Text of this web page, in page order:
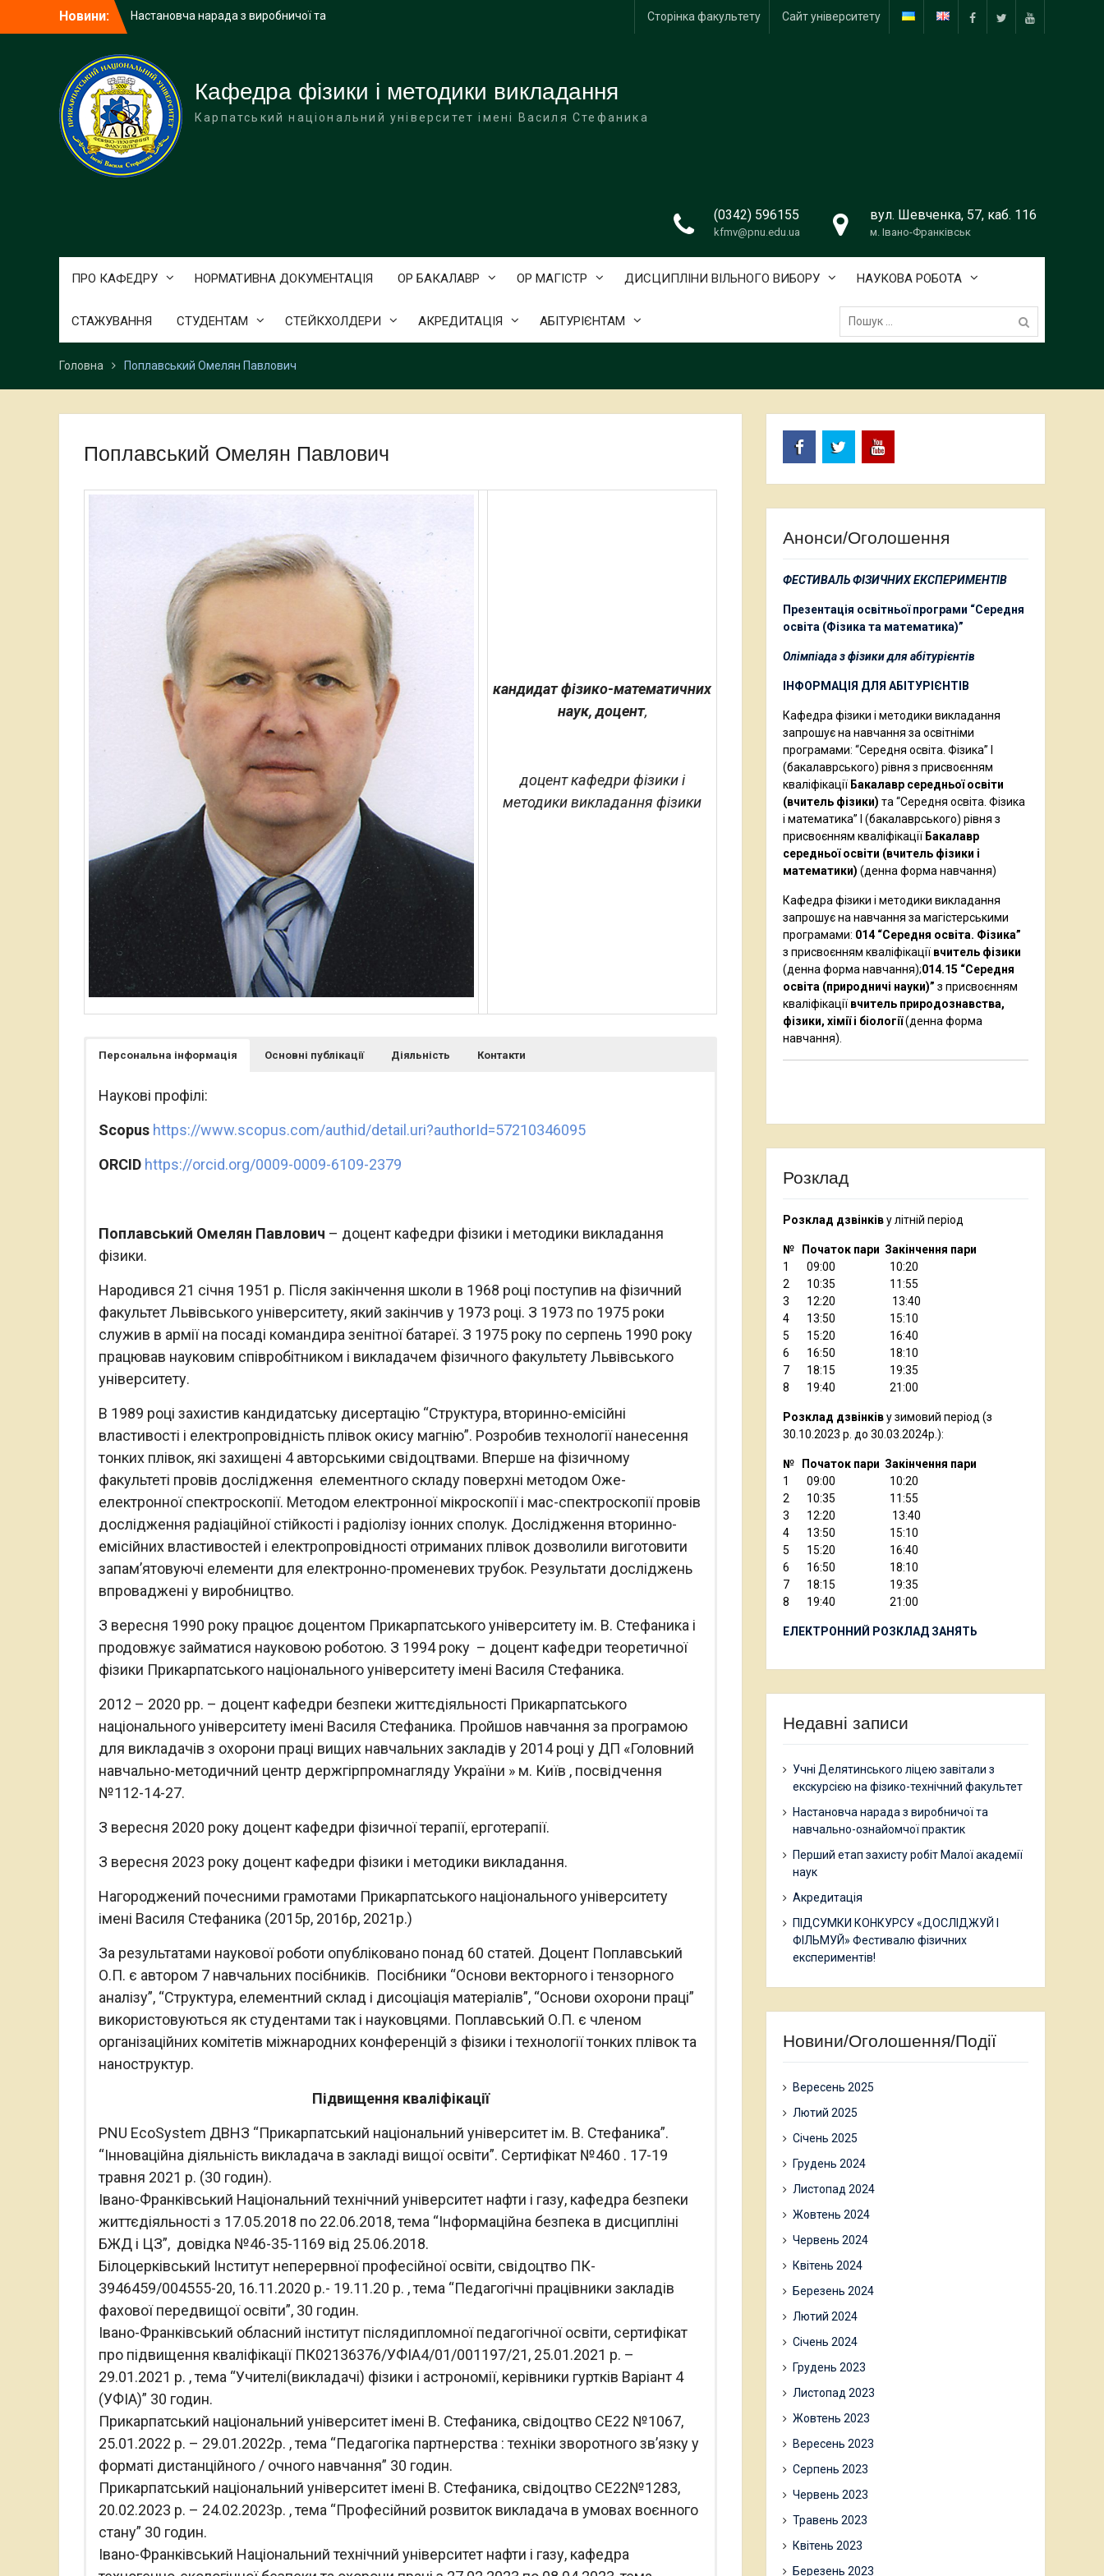
Новини:
Настановча нарада з виробничої та
академії наук
Учні Делятинського ліцею завітали з
екскурсією на фізико-технічний
факультет
FacebookTwitter Youtube
Сторінка факультету Сайт університету
Кафедра фізики і методики викладання
Карпатський національний університет імені Василя Стефаника
(0342) 596155
kfmv@pnu.edu.ua
вул. Шевченка, 57, каб. 116
м. Івано-Франківськ
ПРО КАФЕДРУ НОРМАТИВНА ДОКУМЕНТАЦІЯ ОР БАКАЛАВР ОР МАГІСТР ДИСЦИПЛІНИ ВІЛЬНОГО ВИБОРУ НАУКОВА РОБОТА
СТАЖУВАННЯ СТУДЕНТАМ СТЕЙКХОЛДЕРИ АКРЕДИТАЦІЯ АБІТУРІЄНТАМ
Пошук:
Головна Поплавський Омелян Павлович
Поплавський Омелян Павлович
кандидат фізико-математичних
наук, доцент,
доцент кафедри фізики і
методики викладання фізики
Персональна інформація Основні публікації Діяльність Контакти
Наукові профілі:
Scopus https://www.scopus.com/authid/detail.uri?authorId=57210346095
ORCID https://orcid.org/0009-0009-6109-2379
Поплавський Омелян Павлович – доцент кафедри фізики і методики викладання
фізики.
Народився 21 січня 1951 р. Після закінчення школи в 1968 році поступив на фізичний
факультет Львівського університету, який закінчив у 1973 році. З 1973 по 1975 роки
служив в армії на посаді командира зенітної батареї. З 1975 року по серпень 1990 року
працював науковим співробітником і викладачем фізичного факультету Львівського
університету.
В 1989 році захистив кандидатську дисертацію “Структура, вторинно-емісійні
властивості і електропровідність плівок окису магнію”. Розробив технології нанесення
тонких плівок, які захищені 4 авторськими свідоцтвами. Вперше на фізичному
факультеті провів дослідження елементного складу поверхні методом Оже-
електронної спектроскопії. Методом електронної мікроскопії і мас-спектроскопії провів
дослідження радіаційної стійкості і радіолізу іонних сполук. Дослідження вторинно-
емісійних властивостей і електропровідності отриманих плівок дозволили виготовити
запам’ятовуючі елементи для електронно-променевих трубок. Результати досліджень
впроваджені у виробництво.
З вересня 1990 року працює доцентом Прикарпатського університету ім. В. Стефаника і
продовжує займатися науковою роботою. З 1994 року – доцент кафедри теоретичної
фізики Прикарпатського національного університету імені Василя Стефаника.
2012 – 2020 рр. – доцент кафедри безпеки життєдіяльності Прикарпатського
національного університету імені Василя Стефаника. Пройшов навчання за програмою
для викладачів з охорони праці вищих навчальних закладів у 2014 році у ДП «Головний
навчально-методичний центр держгірпромнагляду України » м. Київ , посвідчення
№112-14-27.
З вересня 2020 року доцент кафедри фізичної терапії, ерготерапії.
З вересня 2023 року доцент кафедри фізики і методики викладання.
Нагороджений почесними грамотами Прикарпатського національного університету
імені Василя Стефаника (2015р, 2016р, 2021р.)
За результатами наукової роботи опубліковано понад 60 статей. Доцент Поплавський
О.П. є автором 7 навчальних посібників. Посібники “Основи векторного і тензорного
аналізу”, “Структура, елементний склад і дисоціація матеріалів”, “Основи охорони праці”
використовуються як студентами так і науковцями. Поплавський О.П. є членом
організаційних комітетів міжнародних конференцій з фізики і технології тонких плівок та
наноструктур.
Підвищення кваліфікації
PNU EcoSystem ДВНЗ “Прикарпатський національний університет ім. В. Стефаника”.
“Інноваційна діяльність викладача в закладі вищої освіти”. Сертифікат №460 . 17-19
травня 2021 р. (30 годин).
Івано-Франківський Національний технічний університет нафти і газу, кафедра безпеки
життєдіяльності з 17.05.2018 по 22.06.2018, тема “Інформаційна безпека в дисципліні
БЖД і ЦЗ”, довідка №46-35-1169 від 25.06.2018.
Білоцерківський Інститут неперервної професійної освіти, свідоцтво ПК-
3946459/004555-20, 16.11.2020 р.- 19.11.20 р. , тема “Педагогічні працівники закладів
фахової передвищої освіти”, 30 годин.
Івано-Франківський обласний інститут післядипломної педагогічної освіти, сертифікат
про підвищення кваліфікації ПК02136376/УФІА4/01/001197/21, 25.01.2021 р. –
29.01.2021 р. , тема “Учителі(викладачі) фізики і астрономії, керівники гуртків Варіант 4
(УФІА)” 30 годин.
Прикарпатський національний університет імені В. Стефаника, свідоцтво СЕ22 №1067,
25.01.2022 р. – 29.01.2022р. , тема “Педагогіка партнерства : техніки зворотного зв’язку у
форматі дистанційного / очного навчання” 30 годин.
Прикарпатський національний університет імені В. Стефаника, свідоцтво СЕ22№1283,
20.02.2023 р. – 24.02.2023р. , тема “Професійний розвиток викладача в умовах воєнного
стану” 30 годин.
Івано-Франківський Національний технічний університет нафти і газу, кафедра
Анонси/Оголошення
ФЕСТИВАЛЬ ФІЗИЧНИХ ЕКСПЕРИМЕНТІВ
Презентація освітньої програми “Середня
освіта (Фізика та математика)”
Олімпіада з фізики для абітурієнтів
ІНФОРМАЦІЯ ДЛЯ АБІТУРІЄНТІВ
Кафедра фізики і методики викладання
запрошує на навчання за освітніми
програмами: “Середня освіта. Фізика” І
(бакалаврського) рівня з присвоєнням
кваліфікації Бакалавр середньої освіти
(вчитель фізики) та “Середня освіта. Фізика
і математика” І (бакалаврського) рівня з
присвоєнням кваліфікації Бакалавр
середньої освіти (вчитель фізики і
математики) (денна форма навчання)
Кафедра фізики і методики викладання
запрошує на навчання за магістерськими
програмами: 014 “Середня освіта. Фізика”
з присвоєнням кваліфікації вчитель фізики
(денна форма навчання);014.15 “Середня
освіта (природничі науки)” з присвоєнням
кваліфікації вчитель природознавства,
фізики, хімії і біології(денна форма
навчання).
Розклад
Розклад дзвінківу літній період
№ Початок пари Закінчення пари
1 09:00 10:20
2 10:35 11:55
3 12:20 13:40
4 13:50 15:10
5 15:20 16:40
6 16:50 18:10
7 18:15 19:35
8 19:40 21:00
Розклад дзвінківу зимовий період (з
30.10.2023 р. до 30.03.2024р.):
№ Початок пари Закінчення пари
1 09:00 10:20
2 10:35 11:55
3 12:20 13:40
4 13:50 15:10
5 15:20 16:40
6 16:50 18:10
7 18:15 19:35
8 19:40 21:00
ЕЛЕКТРОННИЙ РОЗКЛАД ЗАНЯТЬ
Недавні записи
Учні Делятинського ліцею завітали з
екскурсією на фізико-технічний факультет
Настановча нарада з виробничої та
навчально-ознайомчої практик
Перший етап захисту робіт Малої академії
наук
Акредитація
ПІДСУМКИ КОНКУРСУ «ДОСЛІДЖУЙ І
ФІЛЬМУЙ» Фестивалю фізичних
експериментів!
Новини/Оголошення/Події
Вересень 2025
Лютий 2025
Січень 2025
Грудень 2024
Листопад 2024
Жовтень 2024
Червень 2024
Квітень 2024
Березень 2024
Лютий 2024
Січень 2024
Грудень 2023
Листопад 2023
Жовтень 2023
Вересень 2023
Серпень 2023
Червень 2023
Травень 2023
Квітень 2023
Березень 2023